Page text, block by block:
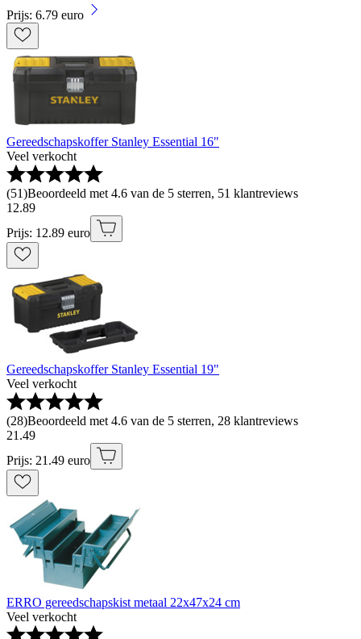
Prijs: 6.79 euro
Gereedschapskoffer Stanley Essential 16"
Veel verkocht
(51)Beoordeeld met 4.6 van de 5 sterren, 51 klantreviews
12.89
Prijs: 12.89 euro
Gereedschapskoffer Stanley Essential 19"
Veel verkocht
(28)Beoordeeld met 4.6 van de 5 sterren, 28 klantreviews
21 .49
Prijs: 21.49 euro
ERRO gereedschapskist metaal 22x47x24 cm
Veel verkocht